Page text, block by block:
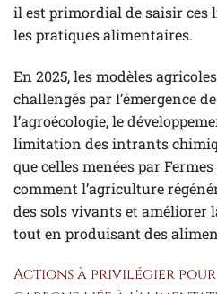
il est primordial de saisir ces
les pratiques alimentaires.
En 2025, les modèles
challengés par l’émergence
l’agroécologie, le
limitation des intrants
que celles menées par
comment l’agriculture
des sols vivants et améliorer
tout en produisant des
Actions à privilégier pour